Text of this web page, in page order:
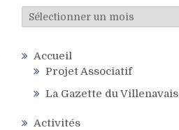
Archives
Accueil
Projet Associatif
La Gazette du Villenavais
Activités